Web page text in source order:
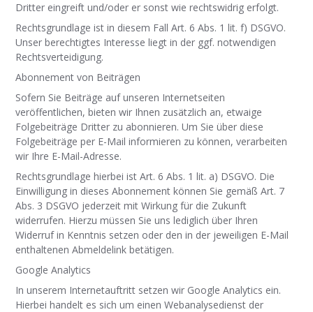
Dritter eingreift und/oder er sonst wie rechtswidrig erfolgt.
Rechtsgrundlage ist in diesem Fall Art. 6 Abs. 1 lit. f) DSGVO.
Unser berechtigtes Interesse liegt in der ggf. notwendigen
Rechtsverteidigung.
Abonnement von Beiträgen
Sofern Sie Beiträge auf unseren Internetseiten
veröffentlichen, bieten wir Ihnen zusätzlich an, etwaige
Folgebeiträge Dritter zu abonnieren. Um Sie über diese
Folgebeiträge per E-Mail informieren zu können, verarbeiten
wir Ihre E-Mail-Adresse.
Rechtsgrundlage hierbei ist Art. 6 Abs. 1 lit. a) DSGVO. Die
Einwilligung in dieses Abonnement können Sie gemäß Art. 7
Abs. 3 DSGVO jederzeit mit Wirkung für die Zukunft
widerrufen. Hierzu müssen Sie uns lediglich über Ihren
Widerruf in Kenntnis setzen oder den in der jeweiligen E-Mail
enthaltenen Abmeldelink betätigen.
Google Analytics
In unserem Internetauftritt setzen wir Google Analytics ein.
Hierbei handelt es sich um einen Webanalysedienst der